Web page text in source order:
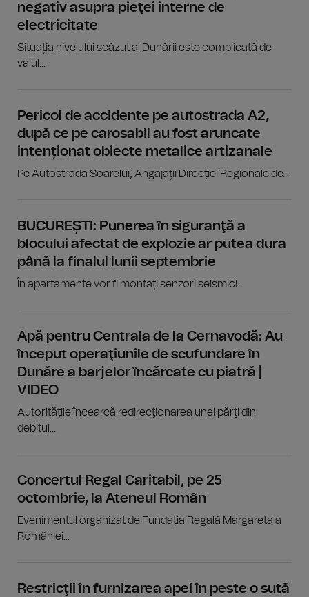
negativ asupra pieţei interne de
electricitate
Situația nivelului scăzut al Dunării este complicată de
valul...
Pericol de accidente pe autostrada A2,
după ce pe carosabil au fost aruncate
intenționat obiecte metalice artizanale
Pe Autostrada Soarelui, Angajații Direcției Regionale de...
BUCUREȘTI: Punerea în siguranţă a
blocului afectat de explozie ar putea dura
până la finalul lunii septembrie
În apartamente vor fi montați senzori seismici.
Apă pentru Centrala de la Cernavodă: Au
început operaţiunile de scufundare în
Dunăre a barjelor încărcate cu piatră |
VIDEO
Autoritățile încearcă redirecţionarea unei părţi din
debitul...
Concertul Regal Caritabil, pe 25
octombrie, la Ateneul Român
Evenimentul organizat de Fundația Regală Margareta a
României...
Restricţii în furnizarea apei în peste o sută